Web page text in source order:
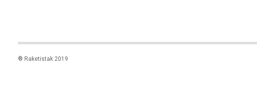
® Raketistak 2019